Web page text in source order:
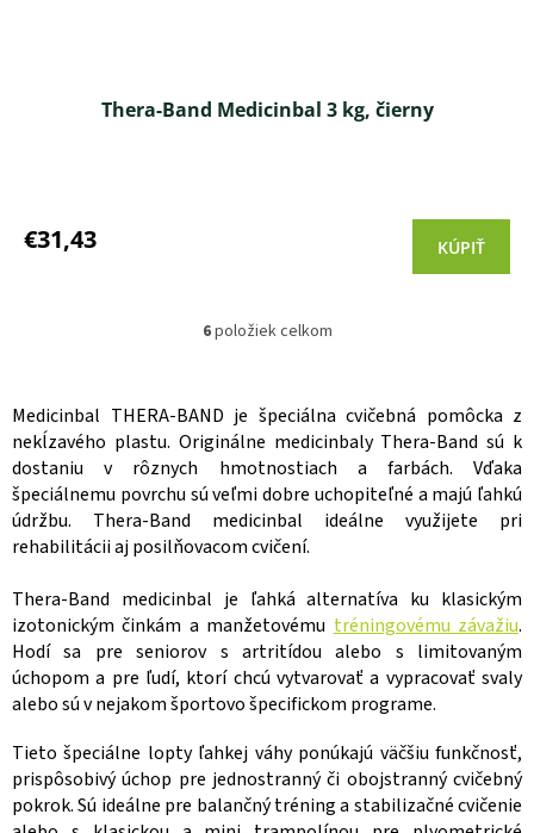
Thera-Band Medicinbal 3 kg, čierny
produktu
je
€31,43 KÚPIŤ
O
á
d
a
c
i
e
p
v
k
y
v
ý
p
s
u
6položiek celkom
Medicinbal THERA-BAND je špeciálna cvičebná pomôcka z
nekĺzavého plastu. Originálne medicinbaly Thera-Band sú k
dostaniu v rôznych hmotnostiach a farbách. Vďaka
špeciálnemu povrchu sú veľmi dobre uchopiteľné a majú ľahkú
údržbu. Thera-Band medicinbal ideálne využijete pri
rehabilitácii aj posilňovacom cvičení.
Thera-Band medicinbal je ľahká alternatíva ku klasickým
izotonickým činkám a manžetovému tréningovému závažiu.
Hodí sa pre seniorov s artritídou alebo s limitovaným
úchopom a pre ľudí, ktorí chcú vytvarovať a vypracovať svaly
alebo sú v nejakom športovo špecifickom programe.
Tieto špeciálne lopty ľahkej váhy ponúkajú väčšiu funkčnosť,
prispôsobivý úchop pre jednostranný či obojstranný cvičebný
pokrok. Sú ideálne pre balančný tréning a stabilizačné cvičenie